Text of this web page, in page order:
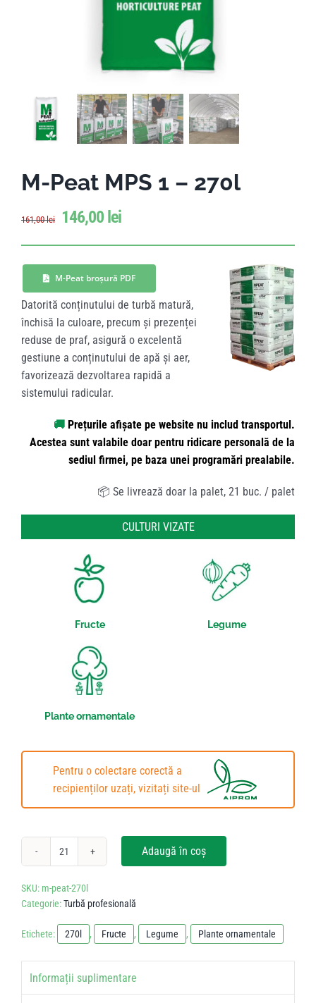
M-Peat MPS 1 – 270l
161,00lei 146,00 lei
M-Peat broșură PDF
Datorită conținutului de turbă matură,
închisă la culoare, precum și prezenței
reduse de praf, asigură o excelentă
gestiune a conținutului de apă și aer,
favorizează dezvoltarea rapidă a
sistemului radicular.
🚚 Prețurile afișate pe website nu includ transportul.
Acestea sunt valabile doar pentru ridicare personală de la
sediul firmei, pe baza unei programări prealabile.
📦 Se livrează doar la palet, 21 buc. / palet
CULTURI VIZATE
Fructe Legume
Plante ornamentale
Pentru o colectare corectă a
recipienților uzați, vizitați site-ul
Adaugă în coș
SKU: m-peat-270l
Categorie:Turbă profesională
Etichete: 270l , Fructe , Legume , Plante ornamentale
Informații suplimentare